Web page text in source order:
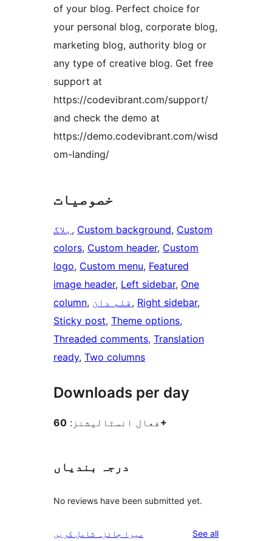
of your blog. Perfect choice for
your personal blog, corporate blog,
marketing blog, authority blog or
any type of creative blog. Get free
support at
https://codevibrant.com/support/
and check the demo at
https://demo.codevibrant.com/wisd
om-landing/
خصوصیات
بلاگ , Custom background, Custom
colors, Custom header, Custom
logo, Custom menu, Featured
image header, Left sidebar, One
column, قلم دان , Right sidebar
Sticky post, Theme options
Threaded comments, Translation
ready, Two columns
Downloads per day
فعال انسٹالیشنز: 60+
درجہ بندیاں
No reviews have been submitted yet.
میرا جائزہ شامل کریں See allreviews